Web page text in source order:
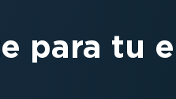
para tu